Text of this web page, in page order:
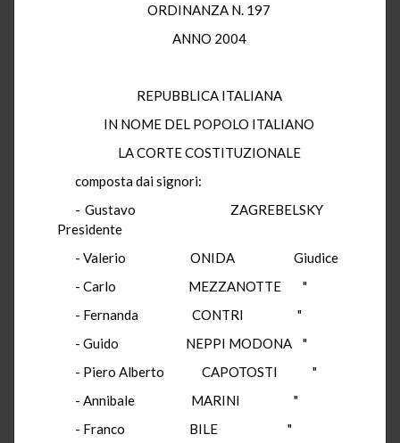
ORDINANZA N. 197
ANNO 2004
REPUBBLICA ITALIANA
IN NOME DEL POPOLO ITALIANO
LA CORTE COSTITUZIONALE
composta dai signori:
- Gustavo ZAGREBELSKY
Presidente
- Valerio ONIDA Giudice
- Carlo MEZZANOTTE "
- Fernanda CONTRI "
- Guido NEPPI MODONA "
- Piero Alberto CAPOTOSTI "
- Annibale MARINI "
- Franco BILE "